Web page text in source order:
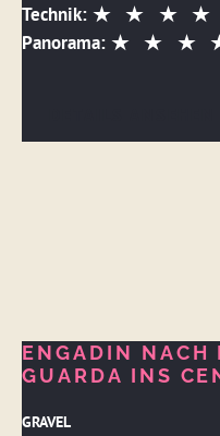
Technik:
Panorama:
ENGADIN NACH
GUARDA INS
GRAVEL